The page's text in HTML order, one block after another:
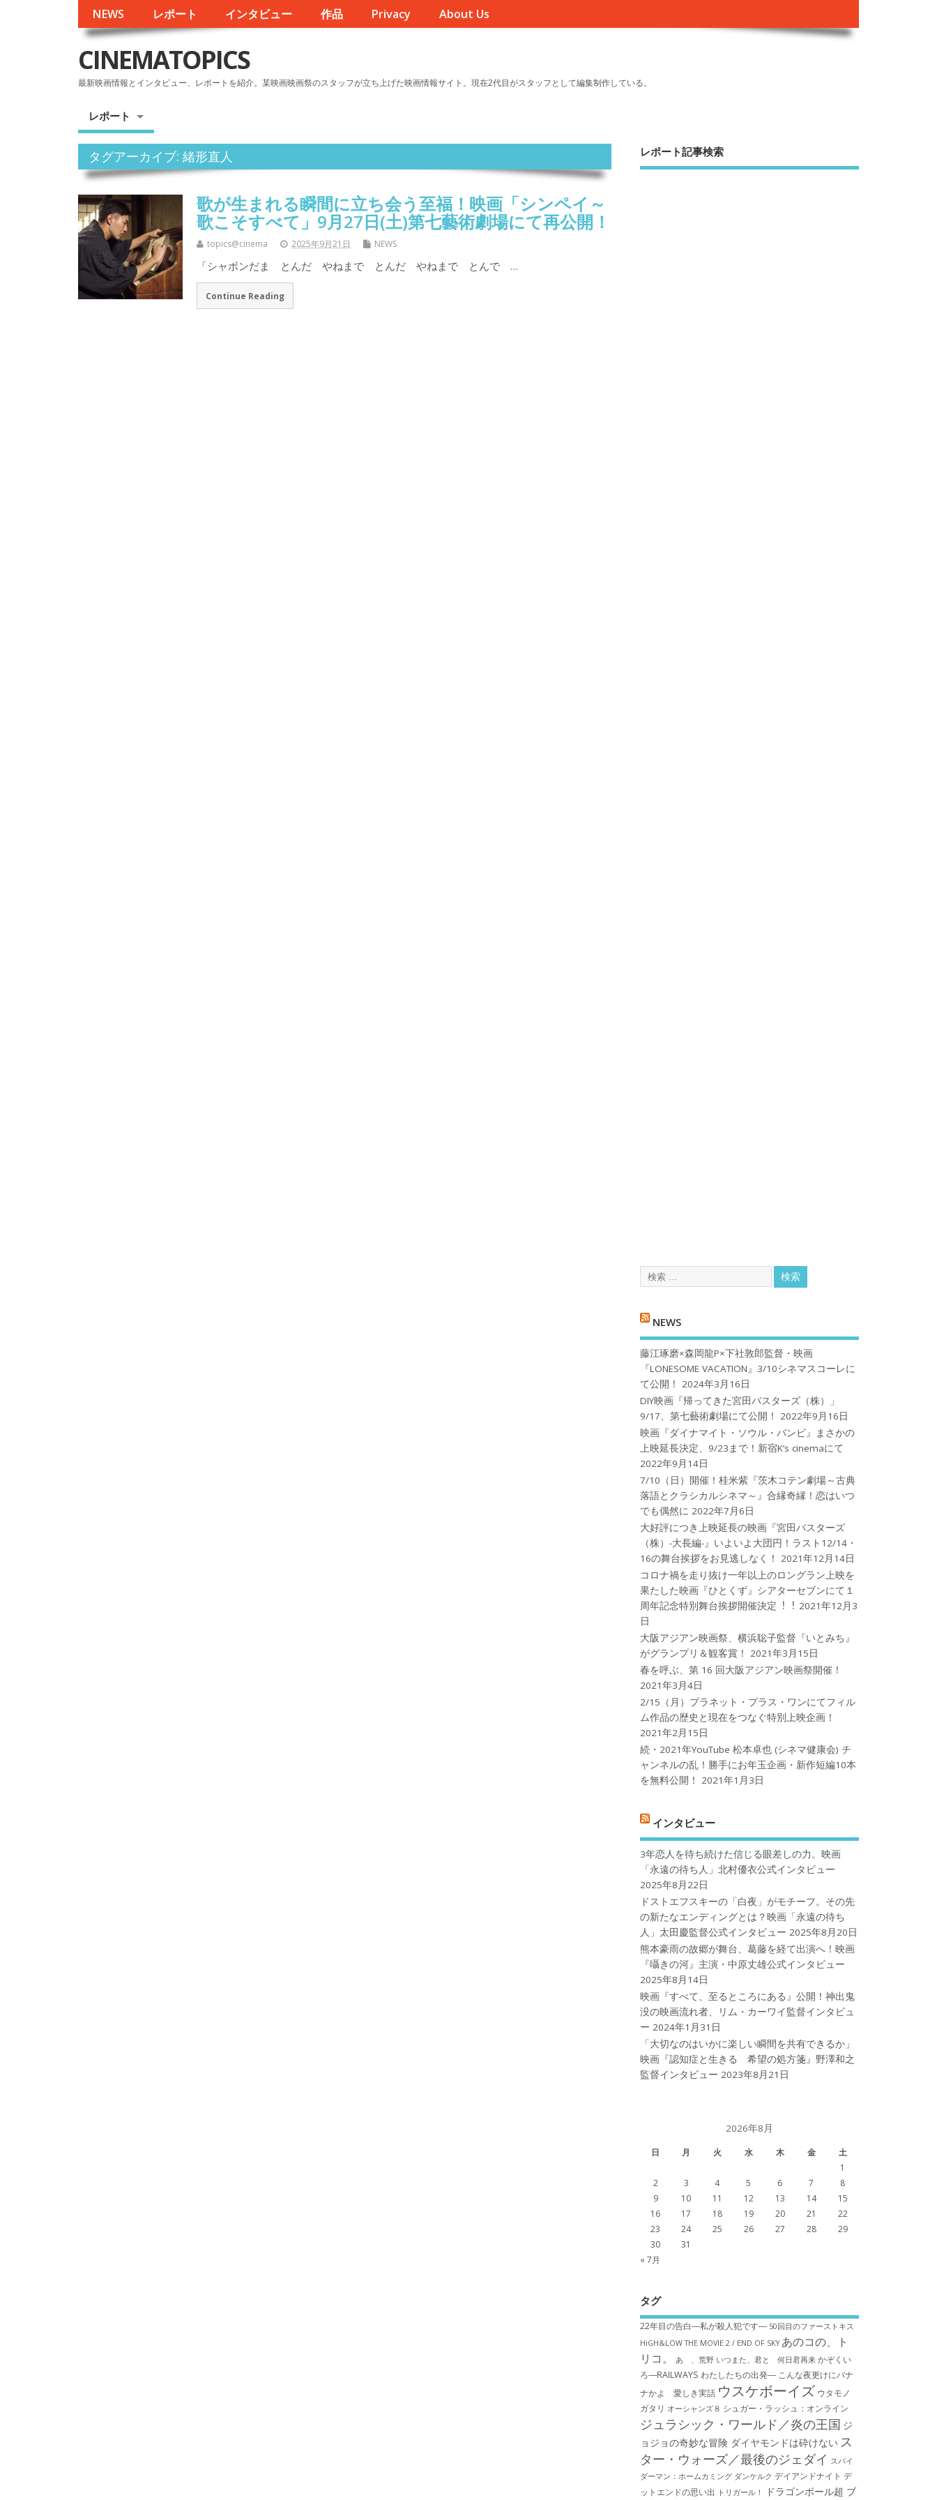
NEWS レポート インタビュー 作品 Privacy About Us
CINEMATOPICS
最新映画情報とインタビュー、レポートを紹介。某映画映画祭のスタッフが立ち上げた映画情報サイト。現在2代目がスタッフとして編集制作している。
レポート
タグアーカイブ: 緒形直⼈
歌が生まれる瞬間に立ち会う至福！映画「シンペイ～
歌こそすべて」9月27日(土)第七藝術劇場にて再公開！
topics@cinema 2025年9月21日 NEWS
「シャボンだま とんだ やねまで とんだ やねまで とんで …
Continue Reading
レポート記事検索
NEWS
藤江琢磨×森岡龍P×下社敦郎監督・映画
『LONESOME VACATION』3/10シネマスコーレに
て公開！
2024年3月16日
DIY映画『帰ってきた宮田バスターズ（株）」
9/17、第七藝術劇場にて公開！
2022年9月16日
映画『ダイナマイト・ソウル・バンビ』まさかの
上映延長決定、9/23まで！新宿K’s cinemaにて
2022年9月14日
7/10（日）開催！桂米紫『茨木コテン劇場～古典
落語とクラシカルシネマ～』合縁奇縁！恋はいつ
でも偶然に 2022年7月6日
大好評につき上映延長の映画『宮田バスターズ
（株）-大長編-』いよいよ大団円！ラスト12/14・
16の舞台挨拶をお見逃しなく！
2021年12月14日
コロナ禍を⾛り抜け⼀年以上のロングラン上映を
果たした映画『ひとくず』シアターセブンにて１
周年記念特別舞台挨拶開催決定︕︕ 2021年12月3
日
大阪アジアン映画祭、横浜聡子監督『いとみち』
がグランプリ＆観客賞！
2021年3月15日
春を呼ぶ、第 16 回大阪アジアン映画祭開催！
2021年3月4日
2/15（月）プラネット・プラス・ワンにてフィル
ム作品の歴史と現在をつなぐ特別上映企画！
2021年2月15日
続・2021年YouTube 松本卓也 (シネマ健康会) チ
ャンネルの乱！勝手にお年玉企画・新作短編10本
を無料公開！
2021年1月3日
インタビュー
3年恋人を待ち続けた信じる眼差しの力。映画
「永遠の待ち人」北村優衣公式インタビュー
2025年8月22日
ドストエフスキーの「白夜」がモチーフ。その先
の新たなエンディングとは？映画「永遠の待ち
人」太田慶監督公式インタビュー 2025年8月20日
熊本豪雨の故郷が舞台、葛藤を経て出演へ！映画
『囁きの河』主演・中原丈雄公式インタビュー
2025年8月14日
映画『すべて、至るところにある』公開！神出鬼
没の映画流れ者、リム・カーワイ監督インタビュ
ー 2024年1月31日
「大切なのはいかに楽しい瞬間を共有できるか」
映画『認知症と生きる 希望の処方箋』野澤和之
監督インタビュー 2023年8月21日
2026年8月
日 月 火 水 木 金
土
1
2
3 4 5 6 7
8
9
10 11 12 13 14
15
16
17 18 19 20 21
22
23
24 25 26 27 28
29
30
31
« 7月
タグ
22年目の告白―私が殺人犯です― 50回目のファーストキス
HiGH&LOW THE MOVIE 2 / END OF SKY あのコの、ト
リコ。
あゝ、荒野 いつまた、君と 何日君再来 かぞくい
ろ―RAILWAYS わたしたちの出発― こんな夜更けにバナ
ナかよ 愛しき実話 ウスケボーイズ ウタモノ
ガタリ オーシャンズ８ シュガー・ラッシュ：オ​ンライン
ジュラシック・ワールド／炎の王国 ジ
ョジョの奇妙な冒険 ダイヤモンドは砕けない ス
ター・ウォーズ／最後のジェダイ スパイ
ダーマン：ホームカミング ダンケルク デイアンドナイト デ
ットエンドの思い出
トリガール！ ドラゴンボール超 ブ